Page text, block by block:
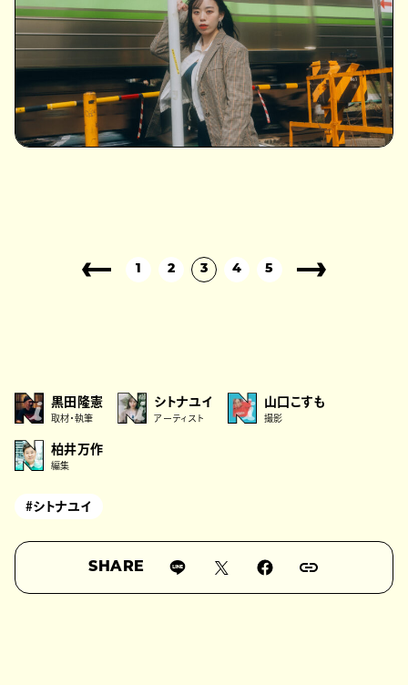
1 2 3 4 5
黒田隆憲
取材・執筆
シトナユイ
アーティスト
山口こすも
撮影
柏井万作
編集
#シトナユイ
SHARE